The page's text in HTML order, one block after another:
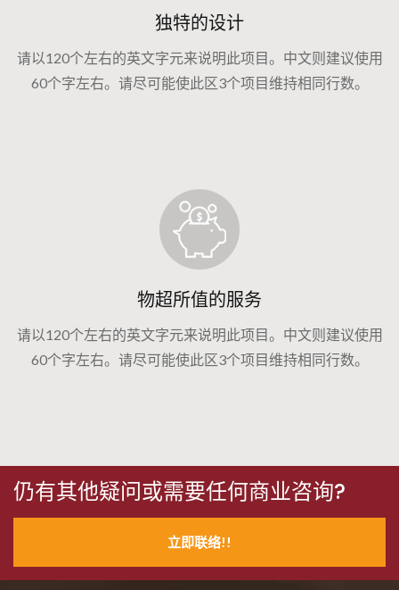
独特的设计
请以120个左右的英文字元来说明此项目。中文则建议使用
60个字左右。请尽可能使此区3个项目维持相同行数。
物超所值的服务
请以120个左右的英文字元来说明此项目。中文则建议使用
60个字左右。请尽可能使此区3个项目维持相同行数。
仍有其他疑问或需要任何商业咨询?
立即联络!!